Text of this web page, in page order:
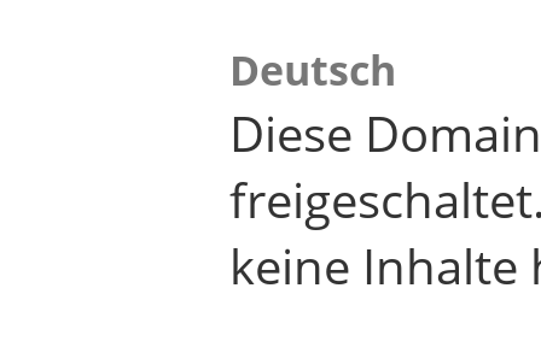
Deutsch
Diese
keine Inhalte